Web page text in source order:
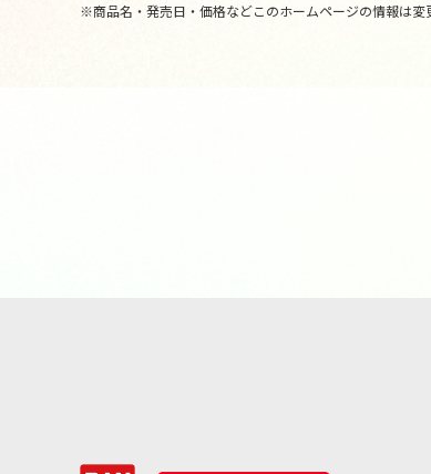
※商品名・発売日・価格などこのホームページの情報は変